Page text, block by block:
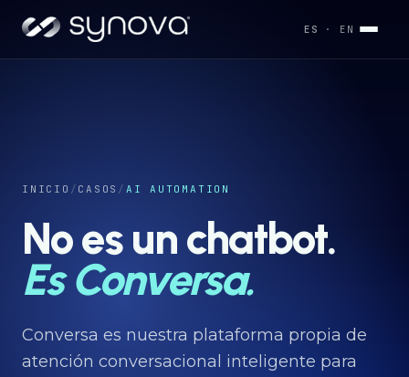
ES · EN
Industrias →
Desarrollos →
Capacidades→
INICIO / CASOS / AI AUTOMATION
No es un chatbot.
Es Conversa.
Conversa es nuestra plataforma propia de
atención conversacional inteligente para